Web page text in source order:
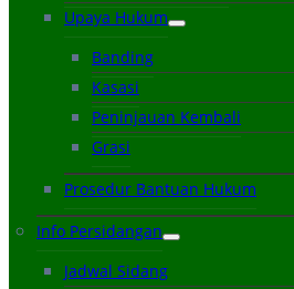
Upaya Hukum
Banding
Kasasi
Peninjauan Kembali
Grasi
Prosedur Bantuan Hukum
Info Persidangan
Jadwal Sidang